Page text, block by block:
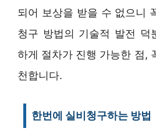
되어 보상을 받을 수 없으니
청구 방법의 기술적 발전 덕
하게 절차가 진행 가능한 점,
천합니다.
한번에 실비청구하는 방법